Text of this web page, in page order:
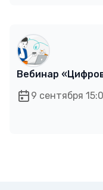
Вебинар
9 сентября